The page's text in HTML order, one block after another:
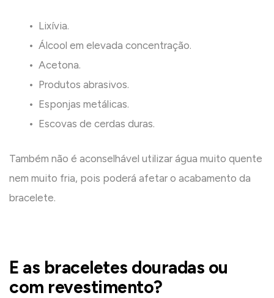
• Lixívia.
• Álcool em elevada concentração.
• Acetona.
• Produtos abrasivos.
• Esponjas metálicas.
• Escovas de cerdas duras.
Também não é aconselhável utilizar água muito quente
nem muito fria, pois poderá afetar o acabamento da
bracelete.
E as braceletes douradas ou
com revestimento?